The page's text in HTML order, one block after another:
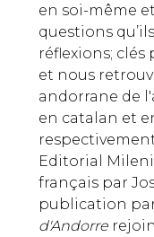
en soi-même
questions
réflexions; clés
et nous
andorrane de
en catalan et
Editorial
français par
publication
d'Andorre